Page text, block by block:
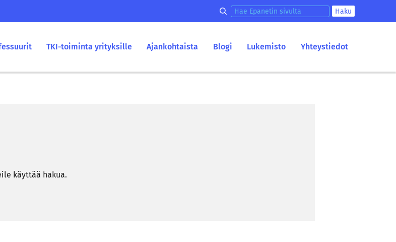
Hae epanetin sivulta Haku
TKI-toiminta yrityksille Ajankohtaista Blogi Lukemisto Yhteystiedot
käyt­tää hakua.